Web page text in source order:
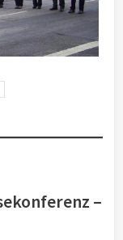
–